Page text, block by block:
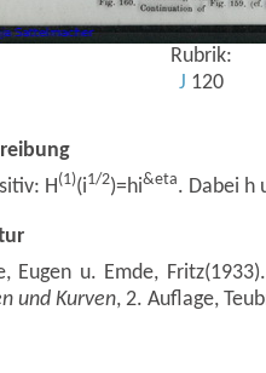
Rubrik:
J 120
H(1)(i1/2)=hi&eta. Dabei h
Eugen u. Emde, Fritz(1933).
und Kurven, 2. Auflage,